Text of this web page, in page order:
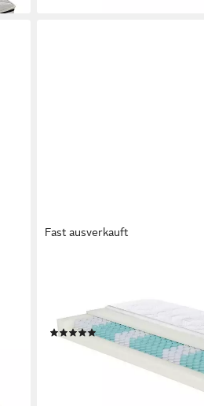
Fast ausverkauft
elastische Körperunterstützung
(37)
ab 154,99 € UVP449,00 €